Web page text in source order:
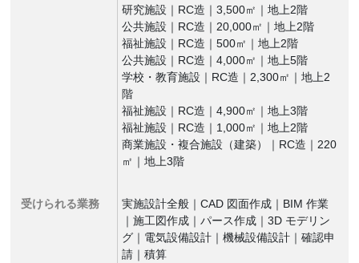
研究施設｜RC造｜3,500㎡｜地上2階
公共施設｜RC造｜20,000㎡｜地上2階
福祉施設｜RC造｜500㎡｜地上2階
公共施設｜RC造｜4,000㎡｜地上5階
学校・教育施設｜RC造｜2,300㎡｜地上2
階
福祉施設｜RC造｜4,900㎡｜地上3階
福祉施設｜RC造｜1,000㎡｜地上2階
商業施設・複合施設（建築）｜RC造｜220
㎡｜地上3階
受けられる業務
実施設計全般｜CAD 図面作成｜BIM 作業
｜施工図作成｜パース作成｜3D モデリン
グ｜電気設備設計｜機械設備設計｜確認申
請｜積算